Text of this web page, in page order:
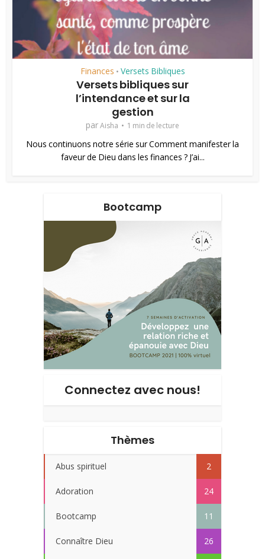
Finances • Versets Bibliques
Versets bibliques sur
l’intendance et sur la
gestion
parAisha 1 min de lecture
Nous continuons notre série sur Comment manifester la
faveur de Dieu dans les finances ? J’ai...
Bootcamp
Connectez avec nous!
Thèmes
Abus spirituel 2
Adoration 24
Bootcamp 11
Connaître Dieu 26